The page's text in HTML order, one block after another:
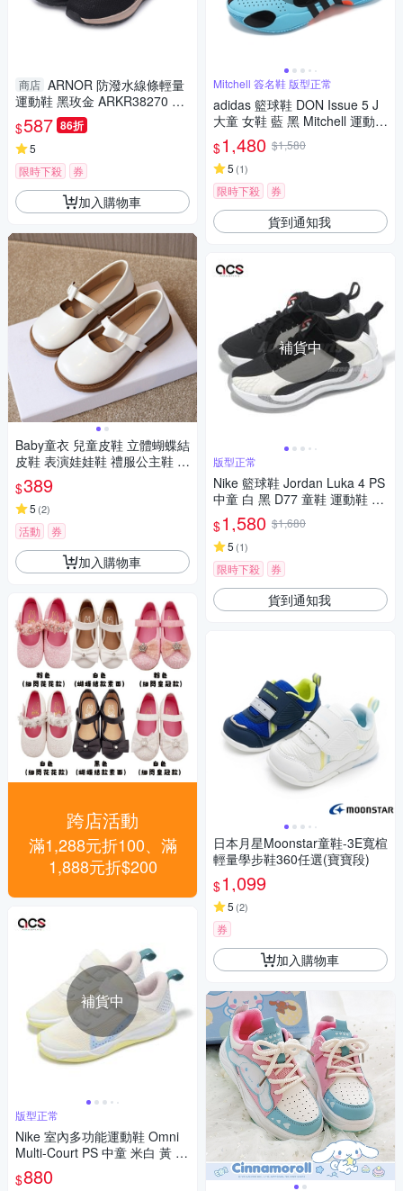
商店 ARNOR 防潑水線條輕量
運動鞋 黑玫金 ARKR38270 大
童鞋
$587 86折
5
限時下殺
券
加入購物車
Baby童衣 兒童皮鞋 立體蝴蝶結
皮鞋 表演娃娃鞋 禮服公主鞋 女
童黑白皮鞋 花童鞋 11837
$389
5 (2)
活動 券
加入購物車
跨店活動
滿1,288元折100、滿
1,888元折$200
補貨中
版型正常
Nike 室內多功能運動鞋 Omni
Multi-Court PS 中童 米白 黃 排
球鞋 童鞋 DM9026-101
$880
Mitchell 簽名鞋 版型正常
adidas 籃球鞋 DON Issue 5 J
大童 女鞋 藍 黑 Mitchell 運動鞋
愛迪達 IE8340
$1,480 $1,580
5 (1)
限時下殺 券
貨到通知我
補貨中
版型正常
Nike 籃球鞋 Jordan Luka 4 PS
中童 白 黑 D77 童鞋 運動鞋 HJ
5226-101
$1,580 $1,680
5 (1)
限時下殺 券
貨到通知我
日本月星Moonstar童鞋-3E寬楦
輕量學步鞋360任選(寶寶段)
$1,099
5 (2)
券
加入購物車